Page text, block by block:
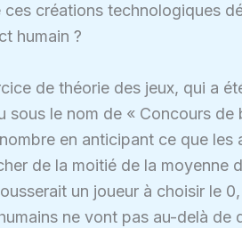
ces créations technologiques
humain ?
de théorie des jeux, qui a
sous le nom de « Concours de
en anticipant ce que les
de la moitié de la moyenne
un joueur à choisir le
ne vont pas au-delà de